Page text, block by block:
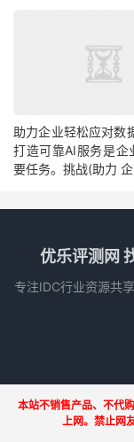
助力企业轻松应对数
打造可靠AI服务是企
要任务。挑战(助力
优乐评测网
专注IDC行业资源共
本站不销售产品、不代
上网。禁止网